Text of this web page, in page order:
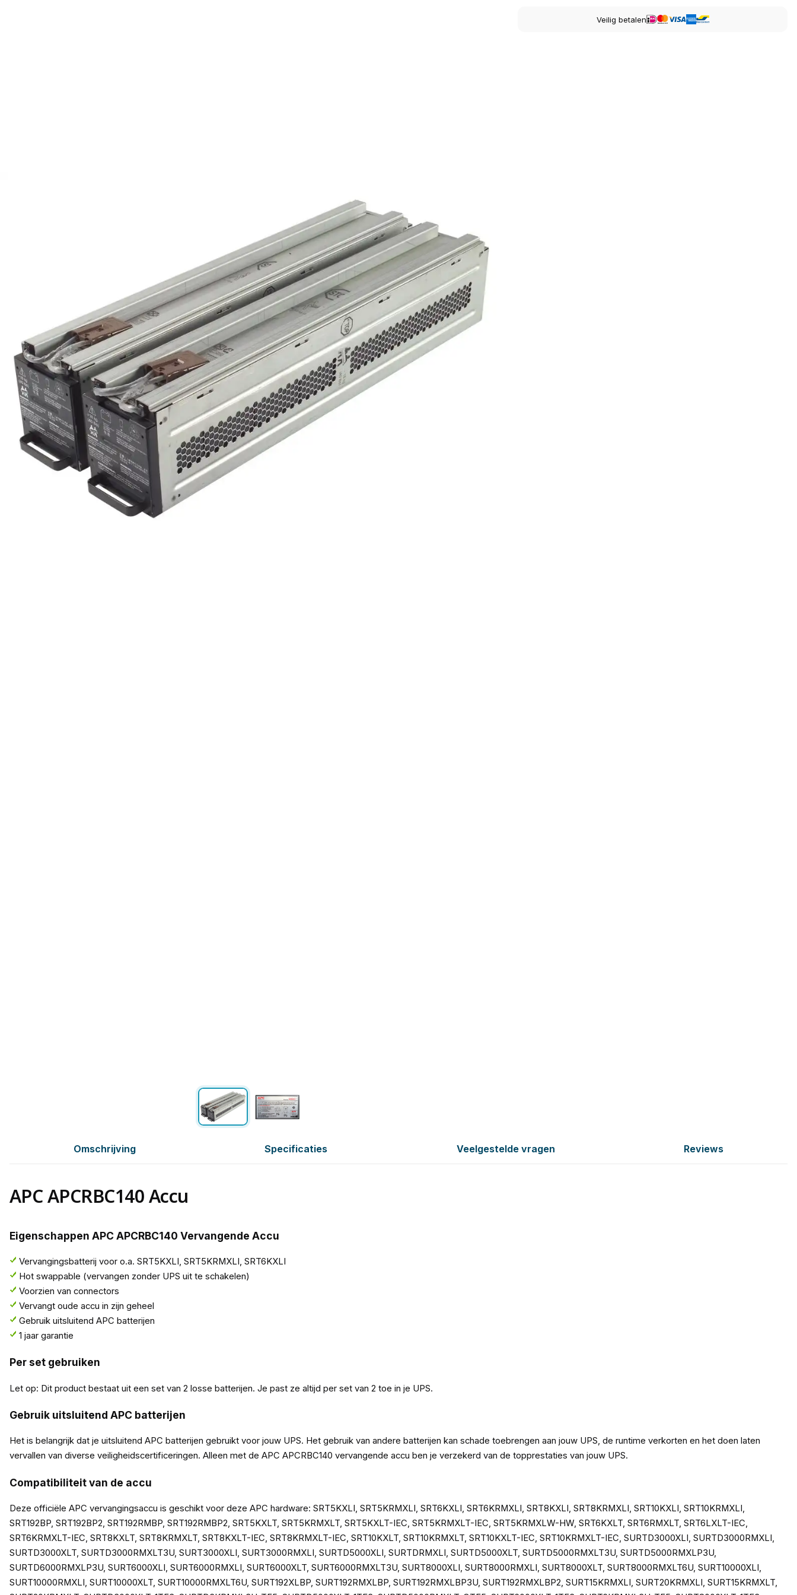
Veilig betalen
Omschrijving Specificaties Veelgestelde vragen Reviews
APC APCRBC140 Accu
Eigenschappen APC APCRBC140 Vervangende Accu
Vervangingsbatterij voor o.a. SRT5KXLI, SRT5KRMXLI, SRT6KXLI
Hot swappable (vervangen zonder UPS uit te schakelen)
Voorzien van connectors
Vervangt oude accu in zijn geheel
Gebruik uitsluitend APC batterijen
1 jaar garantie
Per set gebruiken
Let op: Dit product bestaat uit een set van 2 losse batterijen. Je past ze altijd per set van 2 toe in je UPS.
Gebruik uitsluitend APC batterijen
Het is belangrijk dat je uitsluitend APC batterijen gebruikt voor jouw UPS. Het gebruik van andere batterijen kan schade toebrengen aan jouw UPS, de runtime verkorten en het doen laten
vervallen van diverse veiligheidscertificeringen. Alleen met de APC APCRBC140 vervangende accu ben je verzekerd van de topprestaties van jouw UPS.
Compatibiliteit van de accu
Deze officiële APC vervangingsaccu is geschikt voor deze APC hardware: SRT5KXLI, SRT5KRMXLI, SRT6KXLI, SRT6KRMXLI, SRT8KXLI, SRT8KRMXLI, SRT10KXLI, SRT10KRMXLI,
SRT192BP, SRT192BP2, SRT192RMBP, SRT192RMBP2, SRT5KXLT, SRT5KRMXLT, SRT5KXLT-IEC, SRT5KRMXLT-IEC, SRT5KRMXLW-HW, SRT6KXLT, SRT6RMXLT, SRT6LXLT-IEC,
SRT6KRMXLT-IEC, SRT8KXLT, SRT8KRMXLT, SRT8KXLT-IEC, SRT8KRMXLT-IEC, SRT10KXLT, SRT10KRMXLT, SRT10KXLT-IEC, SRT10KRMXLT-IEC, SURTD3000XLI, SURTD3000RMXLI,
SURTD3000XLT, SURTD3000RMXLT3U, SURT3000XLI, SURT3000RMXLI, SURTD5000XLI, SURTDRMXLI, SURTD5000XLT, SURTD5000RMXLT3U, SURTD5000RMXLP3U,
SURTD6000RMXLP3U, SURT6000XLI, SURT6000RMXLI, SURT6000XLT, SURT6000RMXLT3U, SURT8000XLI, SURT8000RMXLI, SURT8000XLT, SURT8000RMXLT6U, SURT10000XLI,
SURT10000RMXLI, SURT10000XLT, SURT10000RMXLT6U, SURT192XLBP, SURT192RMXLBP, SURT192RMXLBP3U, SURT192RMXLBP2, SURT15KRMXLI, SURT20KRMXLI, SURT15KRMXLT,